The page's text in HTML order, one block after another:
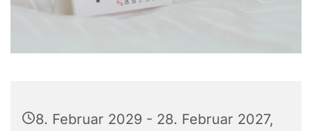
8. Februar 2029 - 28. Februar 2027,